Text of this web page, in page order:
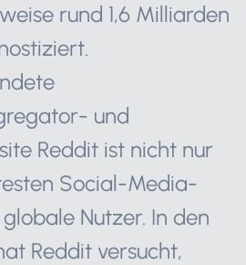
rund 1,6 Milliarden
und
Reddit ist nicht nur
Social-Media-
Nutzer. In den
Reddit versucht,